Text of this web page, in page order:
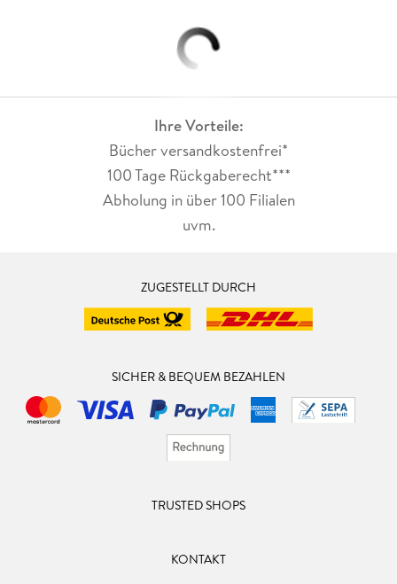
Ihre Vorteile:
Bücher versandkostenfrei*
100 Tage Rückgaberecht***
Abholung in über 100 Filialen
uvm.
ZUGESTELLT DURCH
SICHER & BEQUEM BEZAHLEN
TRUSTED SHOPS
KONTAKT